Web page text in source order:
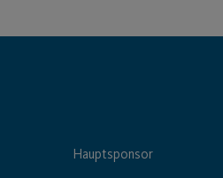
Hauptsponsor